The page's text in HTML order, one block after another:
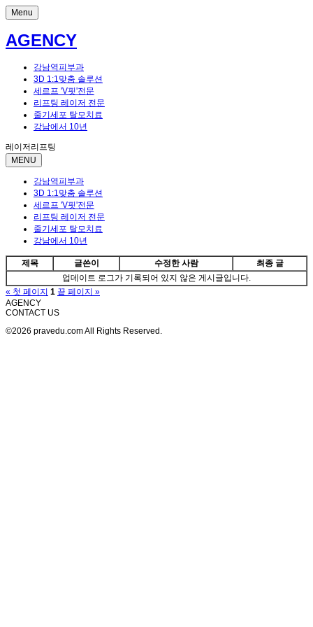
Menu
AGENCY
강남역피부과
3D 1:1맞춤 솔루션
세르프 'V핏'전문
리프팅 레이저 전문
줄기세포 탈모치료
강남에서 10년
레이저리프팅
MENU
강남역피부과
3D 1:1맞춤 솔루션
세르프 'V핏'전문
리프팅 레이저 전문
줄기세포 탈모치료
강남에서 10년
제목 글쓴이 수정한 사람
최종 글
업데이트 로그가 기록되어 있지 않은 게시글입니다.
« 첫 페이지 1 끝 페이지 »
AGENCY
CONTACT US
©2026 pravedu.com All Rights Reserved.